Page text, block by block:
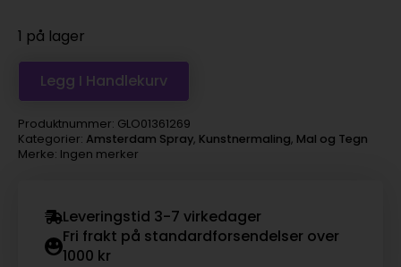
1 på lager
Legg I Handlekurv
Produktnummer: GLO01361269
Kategorier: Amsterdam Spray, Kunstnermaling, Mal og Tegn
Merke: Ingen merker
Leveringstid 3-7 virkedager
Fri frakt på standardforsendelser over
1000 kr